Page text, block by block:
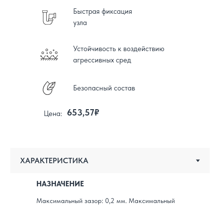
Устойчивость к воздействию
агрессивных сред
Безопасный состав
Быстрая фиксация
узла
Цена: 653,57₽
Максимальный зазор: 0,2 мм. Максимальный
НАЗНАЧЕНИЕ